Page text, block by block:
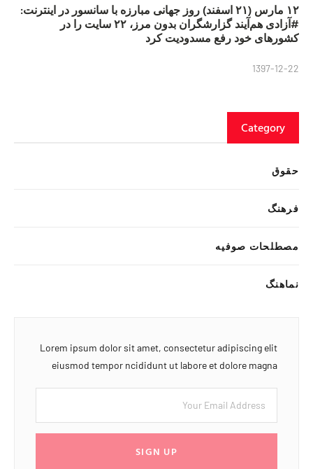
۱۲ مارس (۲۱ اسفند) روز جهانی مبارزه با سانسور در اینترنت:
#آزادی هم‌آیند گزارشگران‌ بدون مرز، ۲۲ سایت را در
کشورهای خود رفع مسدودیت کرد
1397-12-22
Category
حقوق
فرهنگ
مصطلحات صوفیه
نماهنگ
Lorem ipsum dolor sit amet, consectetur adipiscing elit
eiusmod tempor ncididunt ut labore et dolore magna
SIGN UP